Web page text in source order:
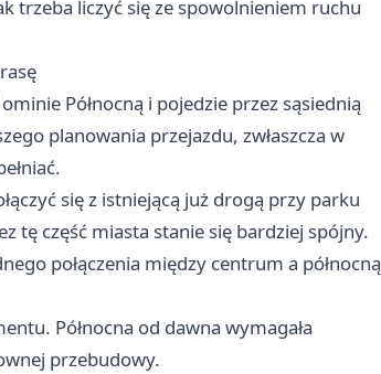
trzeba liczyć się ze spowolnieniem ruchu
Północną i pojedzie przez sąsiednią
planowania przejazdu, zwłaszcza w
się z istniejącą już drogą przy parku
tę część miasta stanie się bardziej spójny.
połączenia między centrum a północną
Północna od dawna wymagała
przebudowy.